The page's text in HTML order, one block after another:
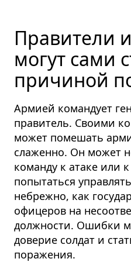
Правители
могут сами
причиной
Армией командует
правитель. Своими
может помешать
слаженно. Он может
команду к атаке или
попытаться
небрежно, как
офицеров на
должности. Ошибки
доверие солдат и
поражения.